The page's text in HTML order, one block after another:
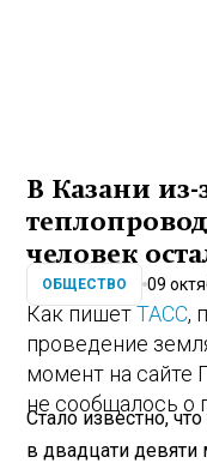
В Казани
человек
ОБЩЕСТВО 09
Как пишетТАСС,
проведение
момент на сайте
не сообщалось о
Стало известно,
в двадцати девяти